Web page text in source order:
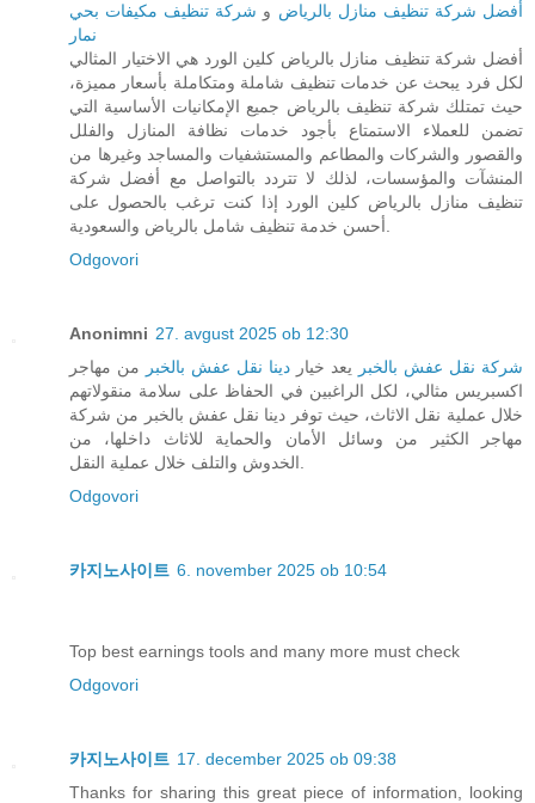
أفضل شركة تنظيف منازل بالرياض و شركة تنظيف مكيفات بحي
نمار
أفضل شركة تنظيف منازل بالرياض كلين الورد هي الاختيار المثالي
لكل فرد يبحث عن خدمات تنظيف شاملة ومتكاملة بأسعار مميزة،
حيث تمتلك شركة تنظيف بالرياض جميع الإمكانيات الأساسية التي
تضمن للعملاء الاستمتاع بأجود خدمات نظافة المنازل والفلل
والقصور والشركات والمطاعم والمستشفيات والمساجد وغيرها من
المنشآت والمؤسسات، لذلك لا تتردد بالتواصل مع أفضل شركة
تنظيف منازل بالرياض كلين الورد إذا كنت ترغب بالحصول على
أحسن خدمة تنظيف شامل بالرياض والسعودية.
Odgovori
Anonimni 27. avgust 2025 ob 12:30
شركة نقل عفش بالخبر
يعد خيار دينا نقل عفش بالخبر
من مهاجر
اكسبريس مثالي، لكل الراغبين في الحفاظ على سلامة منقولاتهم
خلال عملية نقل الاثاث، حيث توفر دينا نقل عفش بالخبر من شركة
مهاجر الكثير من وسائل الأمان والحماية للاثاث داخلها، من
الخدوش والتلف خلال عملية النقل.
Odgovori
카지노사이트 6. november 2025 ob 10:54
Top best earnings tools and many more must check
Odgovori
카지노사이트 17. december 2025 ob 09:38
Thanks for sharing this great piece of information, looking